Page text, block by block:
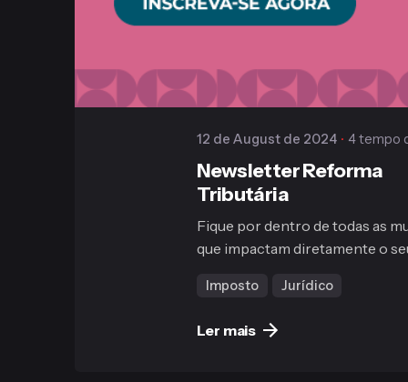
12 de August de 2024 4 tempo
Newsletter Reforma
Tributária
Fique por dentro de todas as
que impactam diretamente o
Imposto Jurídico
Ler mais